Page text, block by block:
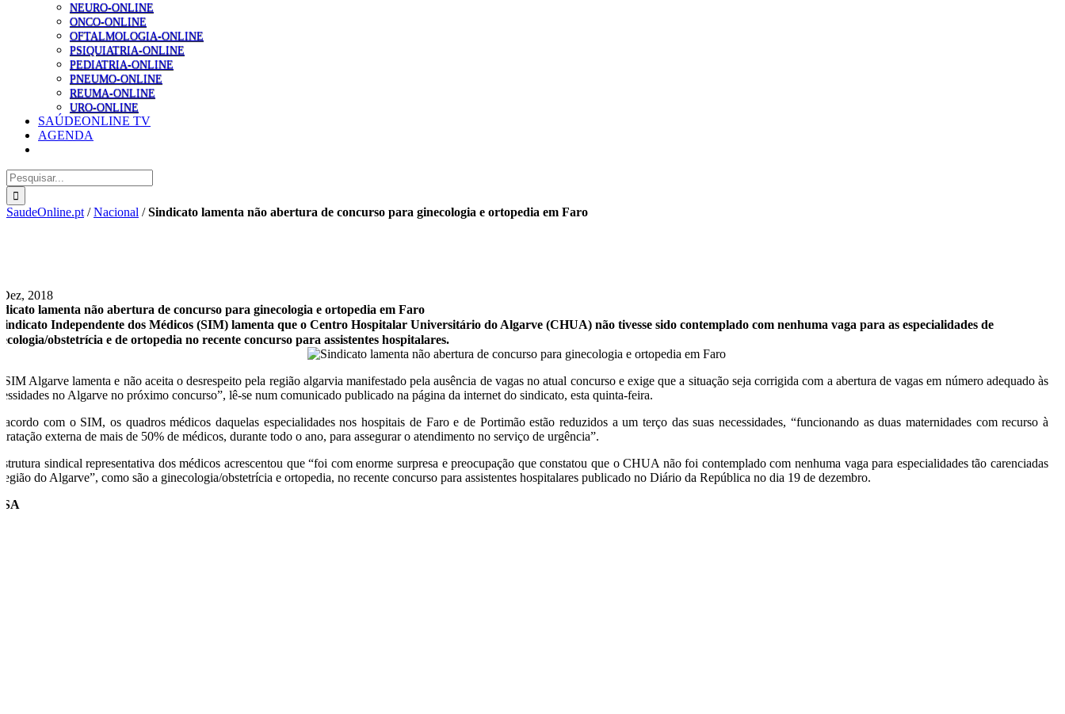
NEURO-ONLINE
ONCO-ONLINE
OFTALMOLOGIA-ONLINE
PSIQUIATRIA-ONLINE
PEDIATRIA-ONLINE
PNEUMO-ONLINE
REUMA-ONLINE
URO-ONLINE
SAÚDEONLINE TV
AGENDA
Pesquisar
SaudeOnline.pt /Nacional /Sindicato lamenta não abertura de concurso para ginecologia e ortopedia em Faro
2018
lamenta não abertura de concurso para ginecologia e ortopedia em Faro
Independente dos Médicos (SIM) lamenta que o Centro Hospitalar Universitário do Algarve (CHUA) não tivesse sido contemplado com nenhuma vaga para as especialidades de
obstetrícia e de ortopedia no recente concurso para assistentes hospitalares.
SIM Algarve lamenta e não aceita o desrespeito pela região algarvia manifestado pela ausência de vagas no atual concurso e exige que a situação seja corrigida com a abertura de vagas em número adequado às
no Algarve no próximo concurso”, lê-se num comunicado publicado na página da internet do sindicato, esta quinta-feira.
acordo com o SIM, os quadros médicos daquelas especialidades nos hospitais de Faro e de Portimão estão reduzidos a um terço das suas necessidades, “funcionando as duas maternidades com recurso à
externa de mais de 50% de médicos, durante todo o ano, para assegurar o atendimento no serviço de urgência”.
sindical representativa dos médicos acrescentou que “foi com enorme surpresa e preocupação que constatou que o CHUA não foi contemplado com nenhuma vaga para especialidades tão carenciadas
do Algarve”, como são a ginecologia/obstetrícia e ortopedia, no recente concurso para assistentes hospitalares publicado no Diário da República no dia 19 de dezembro.